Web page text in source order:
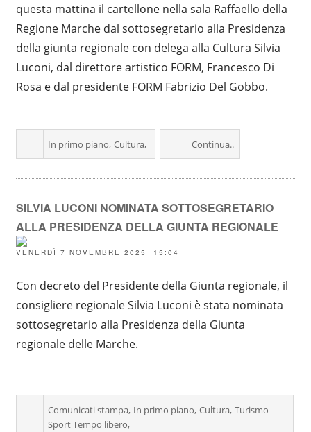
questa mattina il cartellone nella sala Raffaello della
Regione Marche dal sottosegretario alla Presidenza
della giunta regionale con delega alla Cultura Silvia
Luconi, dal direttore artistico FORM, Francesco Di
Rosa e dal presidente FORM Fabrizio Del Gobbo.
In primo piano Cultura Continua..
SILVIA LUCONI NOMINATA SOTTOSEGRETARIO
ALLA PRESIDENZA DELLA GIUNTA REGIONALE
VENERDÌ 7 NOVEMBRE 2025 15:04
Con decreto del Presidente della Giunta regionale, il
consigliere regionale Silvia Luconi è stata nominata
sottosegretario alla Presidenza della Giunta
regionale delle Marche.
Comunicati stampa In primo piano Cultura Turismo
Sport Tempo libero